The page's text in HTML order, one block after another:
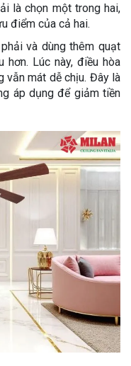
là chọn một trong hai,
điểm của cả hai.
và dùng thêm quạt
Lúc này, điều hòa
vẫn mát dễ chịu. Đây là
áp dụng để giảm tiền